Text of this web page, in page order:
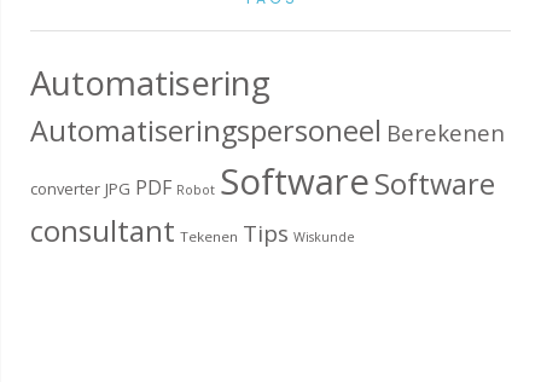
Automatisering
Automatiseringspersoneel Berekenen
converter JPG PDF Robot SoftwareSoftware
consultant Tekenen Tips Wiskunde